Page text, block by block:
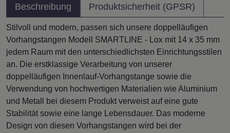
Beschreibung Produktsicherheit (GPSR)
Stilvoll und modern, passen sich unsere doppelläufigen
Vorhangstangen Modell SMARTLINE - Lox mit 14 x 35 mm
jedem Raum mit den unterschiedlichsten Einrichtungsstilen
an. Die erstklassige Verarbeitung von unserer
doppelläufigen Innenlauf-Vorhangstange sowie die
Verwendung von hochwertigen Materialien wie Aluminium
und Metall bei diesem Produkt verweist auf eine gute
Stabilität sowie eine lange Lebensdauer. Das moderne
Design von diesen Vorhangstangen wird bei der